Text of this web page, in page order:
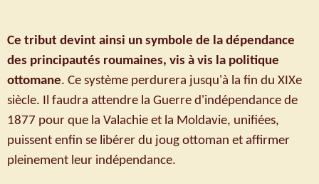
Ce tribut devint ainsi un symbole de la dépendance
des principautés roumaines, vis à vis la politique
ottomane. Ce système perdurera jusqu'à la fin du XIXe
siècle. Il faudra attendre la Guerre d'indépendance de
1877 pour que la Valachie et la Moldavie, unifiées,
puissent enfin se libérer du joug ottoman et affirmer
pleinement leur indépendance.